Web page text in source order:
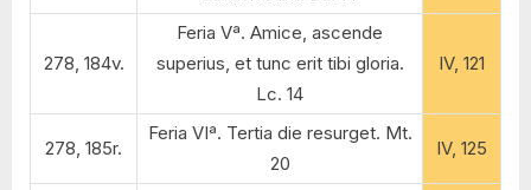
278, 184v.
Feria Vª. Amice, ascende
superius, et tunc erit tibi gloria.
Lc. 14
IV, 121
278, 185r.
Feria VIª. Tertia die resurget. Mt.
20
IV, 125